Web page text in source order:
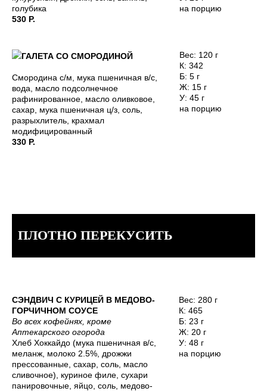
голубика
530 Р.
на порцию
ГАЛЕТА СО СМОРОДИНОЙ
Смородина с/м, мука пшеничная в/с,
вода, масло подсолнечное
рафинированное, масло оливковое,
сахар, мука пшеничная ц/з, соль,
разрыхлитель, крахмал
модифицированный
330 Р.
Вес: 120 г
К: 342
Б: 5 г
Ж: 15 г
У: 45 г
на порцию
ПЛОТНО ПЕРЕКУСИТЬ
СЭНДВИЧ С КУРИЦЕЙ В МЕДОВО-
ГОРЧИЧНОМ СОУСЕ
Во всех кофейнях, кроме
Аптекарского огорода
Хлеб Хоккайдо (мука пшеничная в/с,
меланж, молоко 2.5%, дрожжи
прессованные, сахар, соль, масло
сливочное), куриное филе, сухари
панировочные, яйцо, соль, медово-
Вес: 280 г
К: 465
Б: 23 г
Ж: 20 г
У: 48 г
на порцию